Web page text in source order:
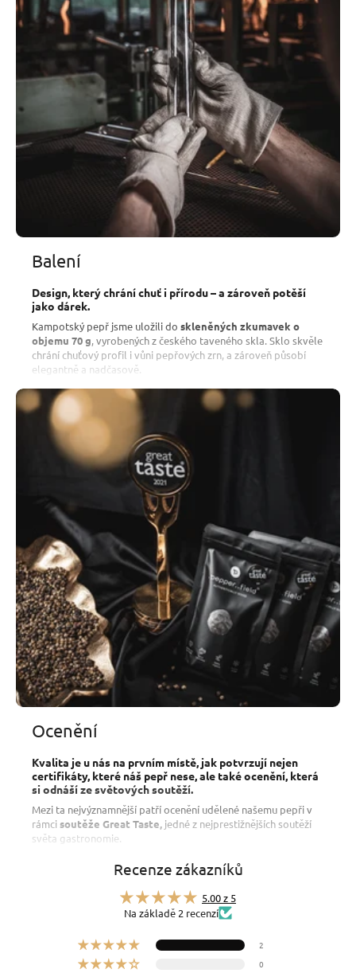
mořských plodů, rozumí si s
rizotem, krémovými polévkam
jeho chuť se neztratí ani v kombinaci s dobrou pastou.
Čím jemněji Kampotský pepř nadrtíte, tím
intenzivnější bude
, naopak větší fragmenty či celá zrna propůjčí
pokrmu více specifických tónů pepře.
Balení
Design, který chrání chuť i přírodu – a zároveň potěší
jako dárek.
Kampotský pepř jsme uložili do skleněných zkumavek o
objemu 70 g, vyrobených z českého taveného skla. Sklo skvěle
chrání chuťový profil i vůni pepřových zrn, a zároveň působí
elegantně a nadčasově.
Zkumavky jsou uloženy vpevné dárkové krabičce ze dřeva,
která dodává celé sadě prémiový vzhled a dělá z ní ideální
dárek pro milovníky kvalitní gastronomie. Box je možné
doplnit o
vlastní gravírování– jméno, přání nebo třeba
jednoduchý obrázek – a vytvořit tak naprosto osobní zážitek.
Všechny použité materiály jsourecyklovatelné
využitelné i po spotřebování obsahu – například jako dózy na
koření nebo dekorace do kuchyně. Sada je navržena v duchu
udržitelnosti a upcyklace.
Ocenění
Kvalita je u nás na prvním místě, jak potvrzují nejen
certifikáty, které náš pepř nese, ale také ocenění, která
si odnáší ze světových soutěží.
Mezi ta nejvýznamnější patří ocenění udělené našemu pepři v
rámci soutěže Great Taste, jedné z nejprestižnějších soutěží
světa gastronomie.
jako prázdná slova, jak dokazujeocenění SDG’s
skutečně udržitelným a společensky odpovědným projektům.
Recenze zákazníků
5.00 z 5
Na základě 2 recenzí
2
0